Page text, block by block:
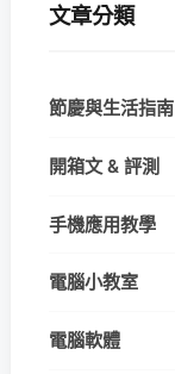
文章分類
節慶與生活指南
開箱文 & 評測
手機應用教學
電腦小教室
電腦軟體